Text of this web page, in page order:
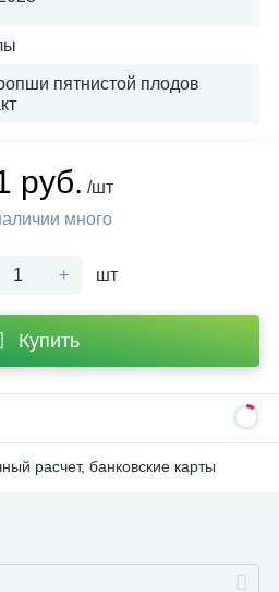
пятнистой плодов
руб. /шт
много
+ шт
Купить
расчет, банковские карты